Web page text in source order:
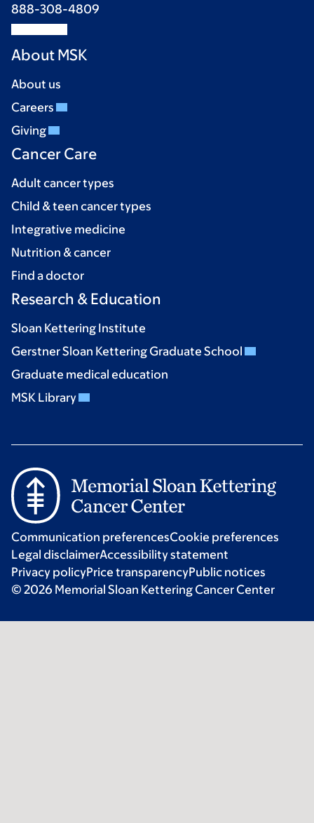
888-308-4809
About MSK
About us
Careers
Giving
Cancer Care
Adult cancer types
Child & teen cancer types
Integrative medicine
Nutrition & cancer
Find a doctor
Research & Education
Sloan Kettering Institute
Gerstner Sloan Kettering Graduate School
Graduate medical education
MSK Library
Communication preferencesCookie preferences
Legal disclaimerAccessibility statement
Privacy policyPrice transparencyPublic notices
© 2026 Memorial Sloan Kettering Cancer Center